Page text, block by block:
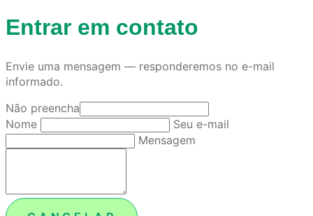
Entrar em contato
Envie uma mensagem — responderemos no e-mail
informado.
Não preencha
Nome
Seu e-mail
Mensagem